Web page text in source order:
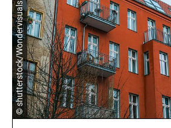
© shutterstock/Wondervisuals